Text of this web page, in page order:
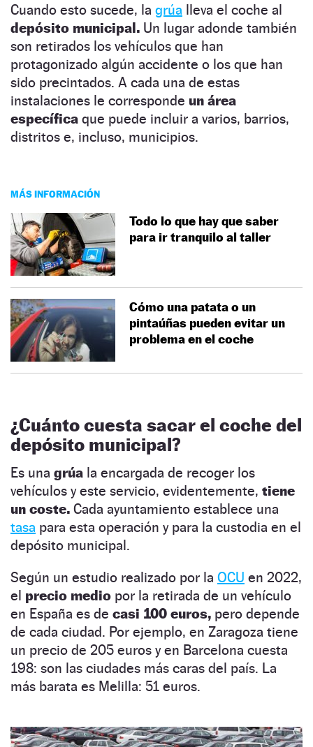
Cuando esto sucede, la grúa lleva el coche al
depósito municipal. Un lugar adonde también
son retirados los vehículos que han
protagonizado algún accidente o los que han
sido precintados. A cada una de estas
instalaciones le corresponde un área
específica que puede incluir a varios, barrios,
distritos e, incluso, municipios.
MÁS INFORMACIÓN
Todo lo que hay que saber
para ir tranquilo al taller
Cómo una patata o un
pintaúñas pueden evitar un
problema en el coche
¿Cuánto cuesta sacar el coche del
depósito municipal?
Es una grúa la encargada de recoger los
vehículos y este servicio, evidentemente, tiene
un coste. Cada ayuntamiento establece una
tasa para esta operación y para la custodia en el
depósito municipal.
Según un estudio realizado por la OCU en 2022,
el precio medio por la retirada de un vehículo
en España es de casi 100 euros, pero depende
de cada ciudad. Por ejemplo, en Zaragoza tiene
un precio de 205 euros y en Barcelona cuesta
198: son las ciudades más caras del país. La
más barata es Melilla: 51 euros.